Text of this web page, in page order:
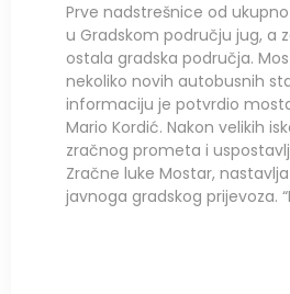
Prve nadstrešnice od
u Gradskom području jug, a
ostala gradska područja.
nekoliko novih autobusnih
informaciju je potvrdio
Mario Kordić. Nakon velikih
zračnog prometa i
Zračne luke Mostar,
javnoga gradskog prijevoza.